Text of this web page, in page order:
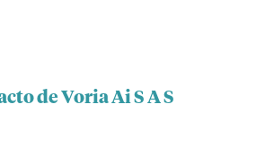
de Voria Ai S A S